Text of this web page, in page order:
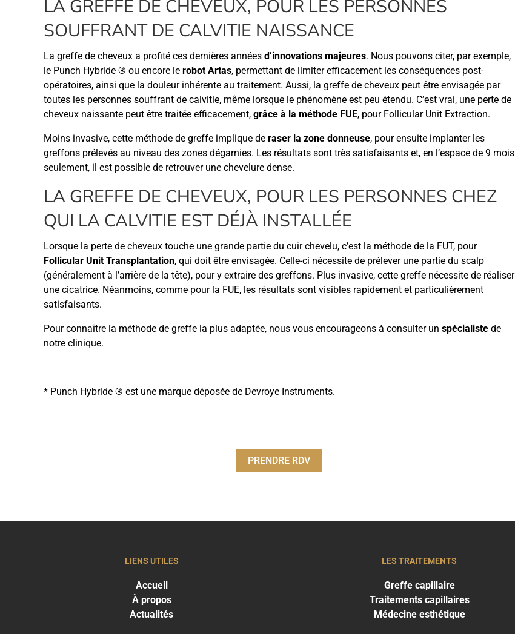
LA GREFFE DE CHEVEUX, POUR LES PERSONNES
SOUFFRANT DE CALVITIE NAISSANCE
La greffe de cheveux a profité ces dernières années d’innovations majeures. Nous pouvons citer, par exemple,
le Punch Hybride ® ou encore le robot Artas, permettant de limiter efficacement les conséquences post-
opératoires, ainsi que la douleur inhérente au traitement. Aussi, la greffe de cheveux peut être envisagée par
toutes les personnes souffrant de calvitie, même lorsque le phénomène est peu étendu. C’est vrai, une perte de
cheveux naissante peut être traitée efficacement, grâce à la méthode FUE, pour Follicular Unit Extraction.
Moins invasive, cette méthode de greffe implique de raser la zone donneuse, pour ensuite implanter les
greffons prélevés au niveau des zones dégarnies. Les résultats sont très satisfaisants et, en l’espace de 9 mois
seulement, il est possible de retrouver une chevelure dense.
LA GREFFE DE CHEVEUX, POUR LES PERSONNES CHEZ
QUI LA CALVITIE EST DÉJÀ INSTALLÉE
Lorsque la perte de cheveux touche une grande partie du cuir chevelu, c’est la méthode de la FUT, pour
Follicular Unit Transplantation, qui doit être envisagée. Celle-ci nécessite de prélever une partie du scalp
(généralement à l’arrière de la tête), pour y extraire des greffons. Plus invasive, cette greffe nécessite de réaliser
une cicatrice. Néanmoins, comme pour la FUE, les résultats sont visibles rapidement et particulièrement
satisfaisants.
Pour connaître la méthode de greffe la plus adaptée, nous vous encourageons à consulter un spécialiste de
notre clinique.
* Punch Hybride ® est une marque déposée de Devroye Instruments.
PRENDRE RDV
LIENS UTILES
Accueil
À propos
Actualités
LES TRAITEMENTS
Greffe capillaire
Traitements capillaires
Médecine esthétique